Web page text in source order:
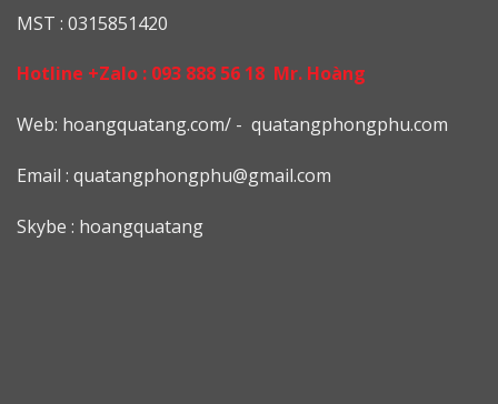
MST : 0315851420
Hotline +Zalo : 093 888 56 18 Mr. Hoàng
Web: hoangquatang.com/ - quatangphongphu.com
Email : quatangphongphu@gmail.com
Skybe : hoangquatang